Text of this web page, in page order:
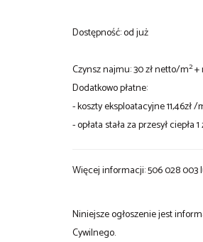
Dostępność: od już
Czynsz najmu: 30 zł netto/m2+
Dodatkowo płatne:
- koszty eksploatacyjne 11,46zł
- opłata stała za przesył ciepła
Więcej informacji: 506 028 003
Niniejsze ogłoszenie jest
Cywilnego.